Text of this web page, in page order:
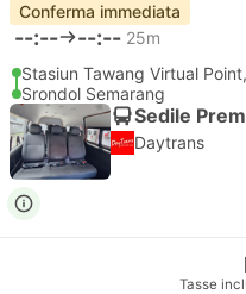
Conferma immediata
--:-- --:-- 25m
Stasiun Tawang Virtual
Srondol Semarang
Sedile
Daytrans
Tasse